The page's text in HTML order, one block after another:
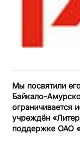
Мы посвятили
Байкало-
ограничивается
учреждён
поддержке ОАО